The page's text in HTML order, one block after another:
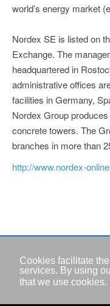
Cookies facilitate
services. By using
that we use cookies.
world’s energy market
Nordex SE is listed on
Exchange. The
headquartered in
administrative offices
facilities in Germany,
Nordex Group
concrete towers. The
branches in more than
http://www.nordex-
Events
Imprint
Privacy policy